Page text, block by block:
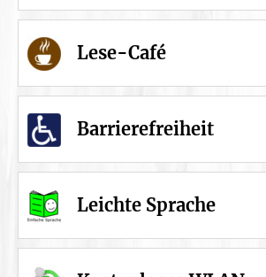
Lese-Café
Barrierefreiheit
Leichte Sprache